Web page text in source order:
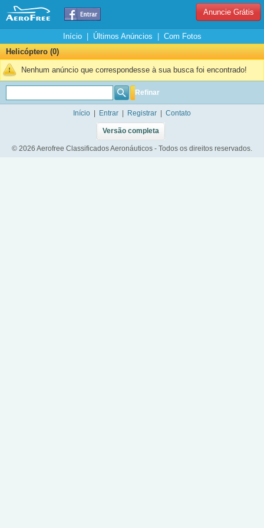
Anuncie Grátis
Início| Últimos Anúncios
Com Fotos
Helicóptero (0)
Nenhum anúncio que correspondesse à sua busca foi encontrado!
Refinar
Início Entrar Registrar Contato
Versão completa
© 2026 Aerofree Classificados Aeronáuticos - Todos os direitos reservados.